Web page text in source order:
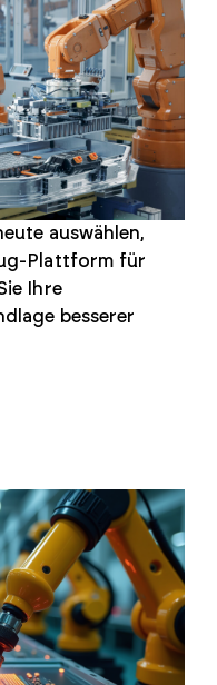
kaufen
können Sie einzelne
auswählen,
Plattform für
Ihre
besserer